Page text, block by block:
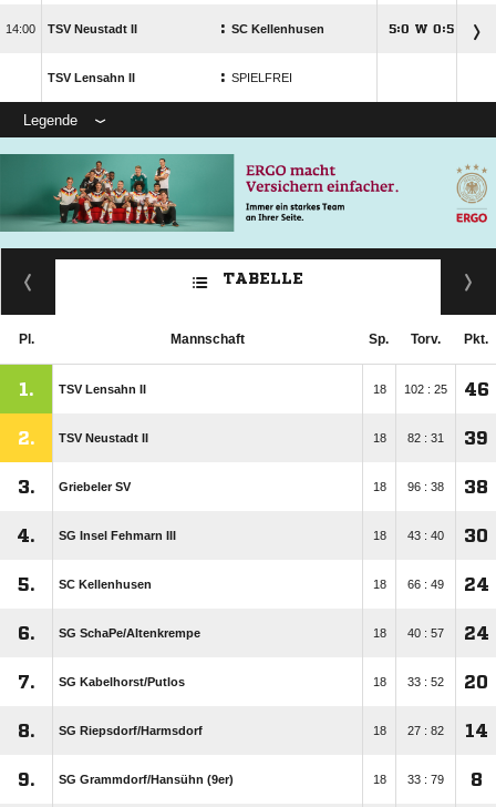
 TSV Neustadt II : SC Kellenhusen : W :
TSV Lensahn II : SPIELFREI
Legende
TABELLE
Pl. Mannschaft Sp. Torv. Pkt.
1. TSV Lensahn II 18 102 : 25 46
2. TSV Neustadt II 18 82 : 31 39
3. Griebeler SV 18 96 : 38 38
4. SG Insel Fehmarn III 18 43 : 40 30
5. SC Kellenhusen 18 66 : 49 24
6. SG SchaPe/​Altenkrempe 18 40 : 57 24
7. SG Kabelhorst/​Putlos 18 33 : 52 20
8. SG Riepsdorf/​Harmsdorf 18 27 : 82 14
9. SG Grammdorf/​Hansühn (9er) 18 33 : 79 8